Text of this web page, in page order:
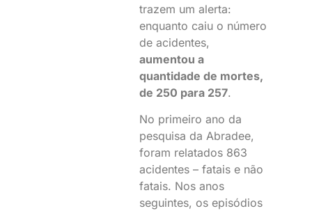
trazem um alerta:
enquanto caiu o número
de acidentes,
aumentou a
quantidade de mortes,
de 250 para 257.
No primeiro ano da
pesquisa da Abradee,
foram relatados 863
acidentes – fatais e não
fatais. Nos anos
seguintes, os episódios